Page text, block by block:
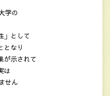
学の
」として
となり
が示されて
は
せん